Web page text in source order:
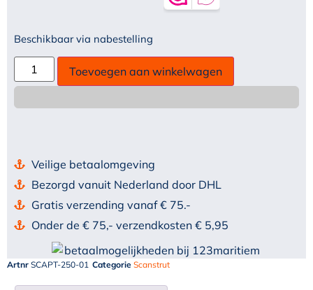
Beschikbaar via nabestelling
Toevoegen aan winkelwagen
Veilige betaalomgeving
Bezorgd vanuit Nederland door DHL
Gratis verzending vanaf € 75.-
Onder de € 75,- verzendkosten € 5,95
Artnr SCAPT-250-01 Categorie Scanstrut